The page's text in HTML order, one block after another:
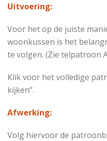
Uitvoering:
Voor het op de juiste
woonkussen is het
te volgen. (Zie telpatroon
Klik voor het volledige
kijken”.
Afwerking:
Volg hiervoor de